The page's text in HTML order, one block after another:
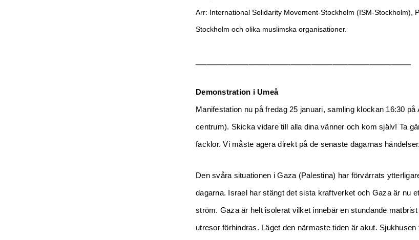
Arr: International Solidarity Movement-Stockholm (ISM-Stockholm),
Stockholm och olika muslimska organisationer.
Demonstration i Umeå
Manifestation nu på fredag 25 januari, samling klockan 16:30 på
centrum). Skicka vidare till alla dina vänner och kom själv! Ta
facklor. Vi måste agera direkt på de senaste dagarnas händelser.
Den svåra situationen i Gaza (Palestina) har förvärrats
dagarna. Israel har stängt det sista kraftverket och Gaza är nu
ström. Gaza är helt isolerat vilket innebär en stundande
utresor förhindras. Läget den närmaste tiden är akut. Sjukhusen